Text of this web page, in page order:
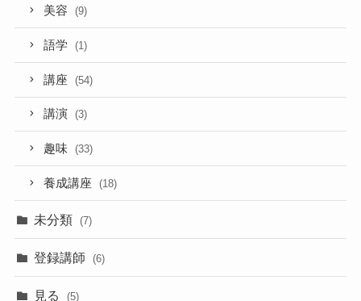
美容 (9)
語学 (1)
講座 (54)
講演 (3)
趣味 (33)
養成講座 (18)
未分類 (7)
登録講師 (6)
見る (5)